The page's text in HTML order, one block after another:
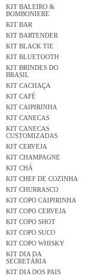
KIT BALEIRO &
BOMBONIERE
KIT BAR
KIT BARTENDER
KIT BLACK TIE
KIT BLUETOOTH
KIT BRINDES DO
BRASIL
KIT CACHAÇA
KIT CAFÉ
KIT CAIPIRINHA
KIT CANECAS
KIT CANECAS
CUSTOMIZADAS
KIT CERVEJA
KIT CHAMPAGNE
KIT CHÁ
KIT CHEF DE COZINHA
KIT CHURRASCO
KIT COPO CAIPIRINHA
KIT COPO CERVEJA
KIT COPO SHOT
KIT COPO SUCO
KIT COPO WHISKY
KIT DIA DA
SECRETÁRIA
KIT DIA DOS PAIS